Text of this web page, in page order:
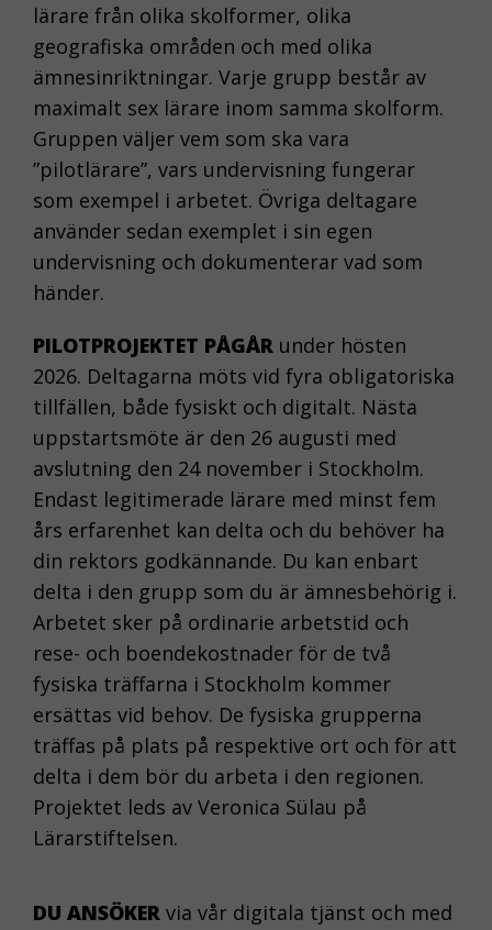
lärare från olika skolformer, olika
geografiska områden och med olika
ämnesinriktningar. Varje grupp består av
maximalt sex lärare inom samma skolform.
Gruppen väljer vem som ska vara
”pilotlärare”, vars undervisning fungerar
som exempel i arbetet. Övriga deltagare
använder sedan exemplet i sin egen
undervisning och dokumenterar vad som
händer.
PILOTPROJEKTET PÅGÅRunder hösten
2026. Deltagarna möts vid fyra obligatoriska
tillfällen, både fysiskt och digitalt. Nästa
uppstartsmöte är den 26 augusti med
avslutning den 24 november i Stockholm.
Endast legitimerade lärare med minst fem
års erfarenhet kan delta och du behöver ha
din rektors godkännande. Du kan enbart
delta i den grupp som du är ämnesbehörig i.
Arbetet sker på ordinarie arbetstid och
rese- och boendekostnader för de två
fysiska träffarna i Stockholm kommer
ersättas vid behov. De fysiska grupperna
träffas på plats på respektive ort och för att
delta i dem bör du arbeta i den regionen.
Projektet leds av Veronica Sülau på
Lärarstiftelsen.
DU ANSÖKERvia vår digitala tjänst och med
NÖDVÄNDIGA
KAKOR
Nödvändiga
kakor aktiverar
de
webben, som till
exempel
sidnavigering.
De behövs för
att webbplatsen
överhuvudtaget
ska fungera och
de går inte att
välja bort.
KAKOR FÖR
STATISTIK
hjälper oss att
förstå hur du som
besökare
interagerar, genom
förlängningen